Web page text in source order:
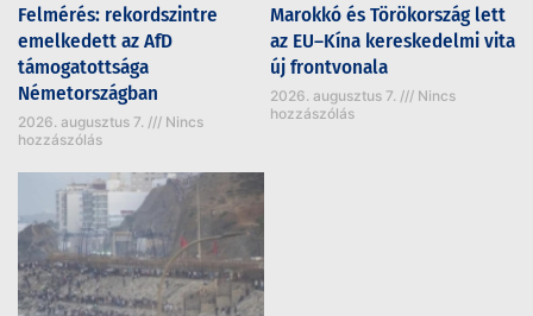
Felmérés: rekordszintre
emelkedett az AfD
támogatottsága
Németországban
2026. augusztus 7.
Nincs
hozzászólás
Marokkó és Törökország lett
az EU–Kína kereskedelmi vita
új frontvonala
2026. augusztus 7.
Nincs
hozzászólás